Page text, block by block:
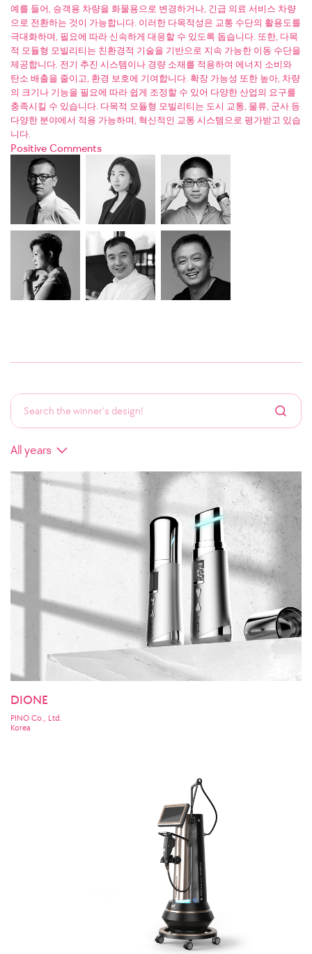
예를 들어, 승객용 차량을 화물용으로 변경하거나, 긴급 의료 서비스 차량
으로 전환하는 것이 가능합니다. 이러한 다목적성은 교통 수단의 활용도를
극대화하며, 필요에 따라 신속하게 대응할 수 있도록 돕습니다. 또한, 다목
적 모듈형 모빌리티는 친환경적 기술을 기반으로 지속 가능한 이동 수단을
제공합니다. 전기 추진 시스템이나 경량 소재를 적용하여 에너지 소비와
탄소 배출을 줄이고, 환경 보호에 기여합니다. 확장 가능성 또한 높아, 차량
의 크기나 기능을 필요에 따라 쉽게 조정할 수 있어 다양한 산업의 요구를
충족시킬 수 있습니다. 다목적 모듈형 모빌리티는 도시 교통, 물류, 군사 등
다양한 분야에서 적용 가능하며, 혁신적인 교통 시스템으로 평가받고 있습
니다.
Positive Comments
DIONE
PINO Co., Ltd.
Korea